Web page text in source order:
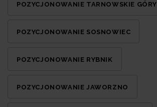
POZYCJONOWANIE TARNOWSKIE GÓRY
POZYCJONOWANIE SOSNOWIEC
POZYCJONOWANIE RYBNIK
POZYCJONOWANIE JAWORZNO